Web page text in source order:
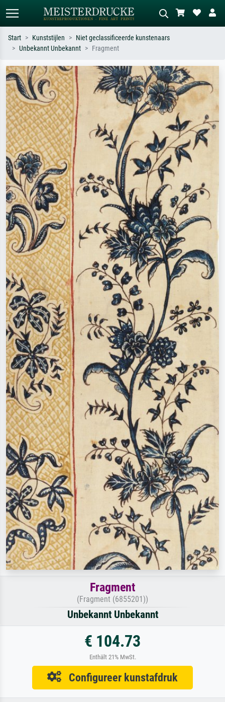
Zoek op kunstenaar, titel of stijl – bijv.
Monet, Sterrennacht, impressionisme,
Hokusai-golf, naakt.
Beschrijf de scène – bijv. groene
weide, abstract met veel rood, donker
olieverfschilderij, staand naakt naast
een boom.
Start Kunststijlen
Niet geclassificeerde kunstenaars
Unbekannt Unbekannt
Fragment
Fragment
(Fragment (6855201))
Unbekannt Unbekannt
€ 104.73
Enthält 21% MwSt.
Configureer kunstafdruk